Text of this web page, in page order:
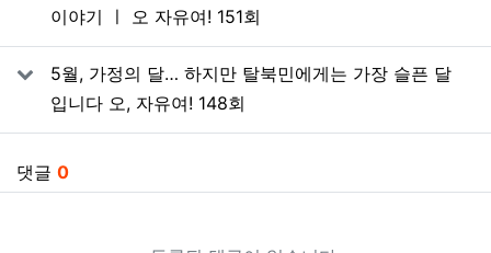
이야기 ㅣ 오 자유여! 151회
5월, 가정의 달… 하지만 탈북민에게는 가장 슬픈 달
입니다 오, 자유여! 148회
댓글 0